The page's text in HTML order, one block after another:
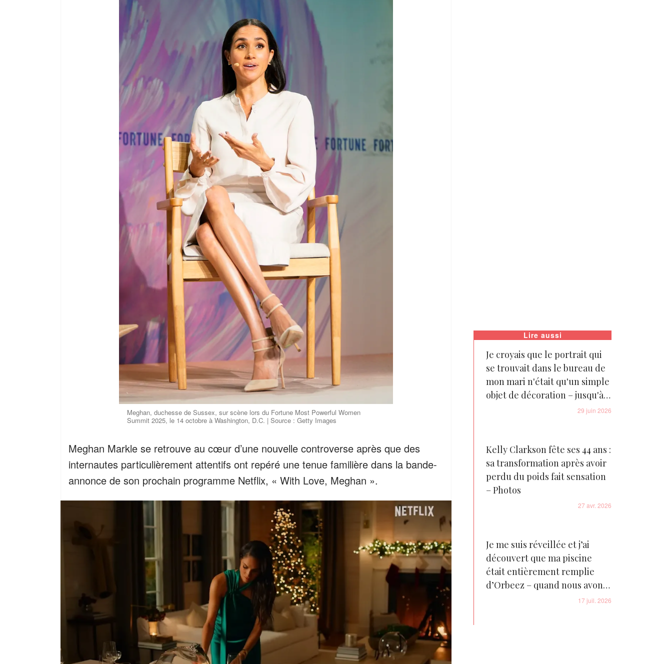
Meghan, duchesse de Sussex, sur scène lors du Fortune Most Powerful Women
Summit 2025, le 14 octobre à Washington, D.C. | Source : Getty Images
Meghan Markle se retrouve au cœur d’une nouvelle controverse après que des
internautes particulièrement attentifs ont repéré une tenue familière dans la bande-
annonce de son prochain programme Netflix, « With Love, Meghan ».
Lire aussi
Je croyais que le portrait qui
se trouvait dans le bureau de
mon mari n'était qu'un simple
objet de décoration – jusqu'à
ce que je rencontre la femme
29 juin 2026
Kelly Clarkson fête ses 44 ans :
sa transformation après avoir
perdu du poids fait sensation
– Photos
27 avr. 2026
Je me suis réveillée et j’ai
découvert que ma piscine
était entièrement remplie
d’Orbeez – quand nous avons
enfin découvert ce qui se17 juil. 2026